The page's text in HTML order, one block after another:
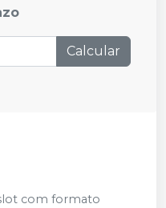
Calcular
com formato